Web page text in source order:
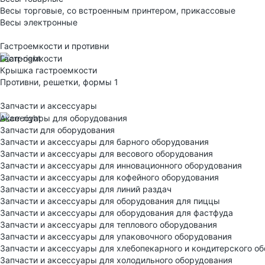
Весы торговые, со встроенным принтером, прикассовые
Весы электронные
Гастроемкости и противни
Гастроемкости
Крышка гастроемкости
Противни, решетки, формы 1
Запчасти и аксессуары
Аксессуары для оборудования
Запчасти для оборудования
Запчасти и аксессуары для барного оборудования
Запчасти и аксессуары для весового оборудования
Запчасти и аксессуары для инновационного оборудования
Запчасти и аксессуары для кофейного оборудования
Запчасти и аксессуары для линий раздач
Запчасти и аксессуары для оборудования для пиццы
Запчасти и аксессуары для оборудования для фастфуда
Запчасти и аксессуары для теплового оборудования
Запчасти и аксессуары для упаковочного оборудования
Запчасти и аксессуары для хлебопекарного и кондитерского
Запчасти и аксессуары для холодильного оборудования